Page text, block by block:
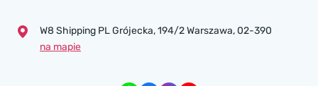
W8 Shipping PL Grójecka , 194/2 Warszawa, 02-390
na mapie